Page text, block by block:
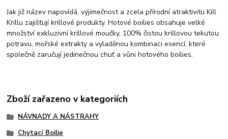
Jak již název napovídá, výjimečnost a zcela přírodní atraktivitu Kill
Krillu zajišťují krillové produkty. Hotové boilies obsahuje velké
množství exkluzivní krillové moučky, 100% čistou krillovou tekutou
potravu, mořské extrakty a vyladěnou kombinaci esencí, které
společně zaručují jedinečnou chuť a vůni hotového boilies.
Zboží zařazeno v kategoriích
NÁVNADY A NÁSTRAHY
Chytací Boilie